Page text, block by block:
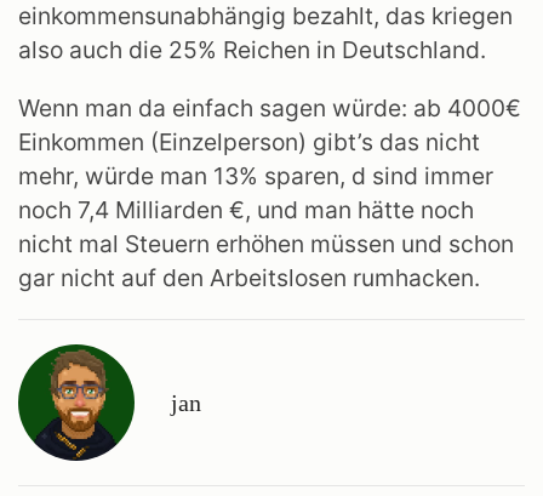
einkommensunabhängig bezahlt, das kriegen
also auch die 25% Reichen in Deutschland.
Wenn man da einfach sagen würde: ab 4000€
Einkommen (Einzelperson) gibt’s das nicht
mehr, würde man 13% sparen, d sind immer
noch 7,4 Milliarden €, und man hätte noch
nicht mal Steuern erhöhen müssen und schon
gar nicht auf den Arbeitslosen rumhacken.
jan